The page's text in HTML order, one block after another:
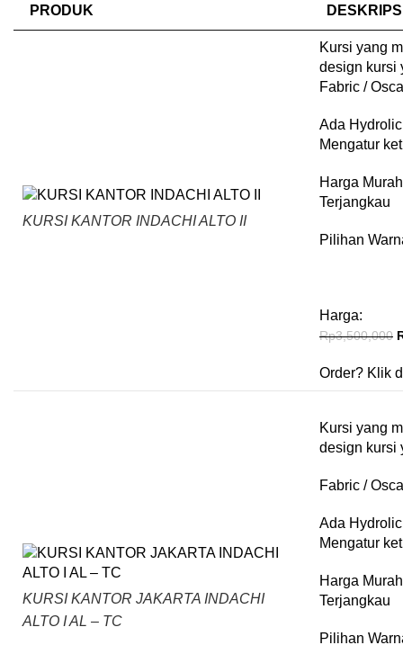
PRODUK
KURSI KANTOR INDACHI ALTO II
Kursi yang
design kursi
Fabric /
Ada
Mengatur
Harga
Terjangkau
Pilihan
Harga:
Rp3,500,000
Order? Klik
KURSI KANTOR JAKARTA INDACHI
ALTO I AL – TC
Kursi yang
design kursi
Fabric /
Ada
Mengatur
Harga
Terjangkau
Pilihan